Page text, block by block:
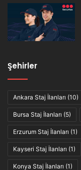
Şehirler
Ankara Staj İlanları (10)
Bursa Staj İlanları (5)
Erzurum Staj İlanları (1)
Kayseri Staj İlanları (1)
Konya Staj İlanları (1)